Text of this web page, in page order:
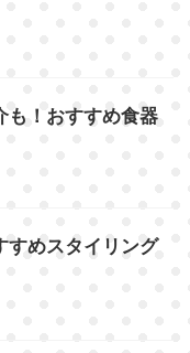
も！おすすめ食器
すめスタイリング